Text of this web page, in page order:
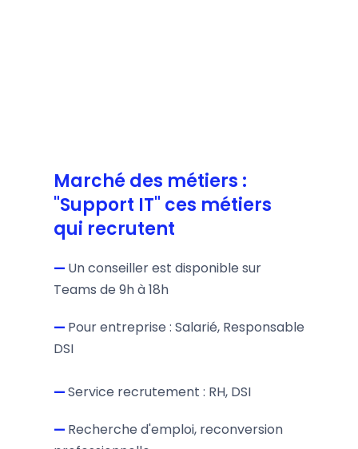
Marché des métiers :
"Support IT" ces métiers
qui recrutent
— Un conseiller est disponible sur
Teams de 9h à 18h
— Pour entreprise : Salarié, Responsable
DSI
—Service recrutement : RH, DSI
— Recherche d'emploi, reconversion